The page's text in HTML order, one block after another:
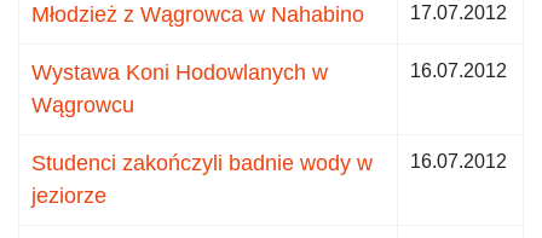
Młodzież z Wągrowca w Nahabino 17.07.2012
Wystawa Koni Hodowlanych w
Wągrowcu
16.07.2012
Studenci zakończyli badnie wody w
jeziorze
16.07.2012